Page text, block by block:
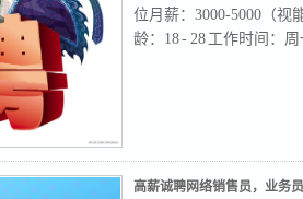
位月薪：3000-5000（视
龄：18 - 28 工作时间：
高薪诚聘网络销售员，业务员